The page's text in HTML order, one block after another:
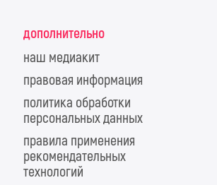
дополнительно
наш медиакит
правовая информация
политика обработки
персональных данных
правила применения
рекомендательных
технологий